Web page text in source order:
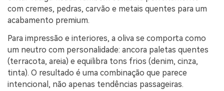
com cremes, pedras, carvão e metais quentes para um
acabamento premium.
Para impressão e interiores, a oliva se comporta como
um neutro com personalidade: ancora paletas quentes
(terracota, areia) e equilibra tons frios (denim, cinza,
tinta). O resultado é uma combinação que parece
intencional, não apenas tendências passageiras.